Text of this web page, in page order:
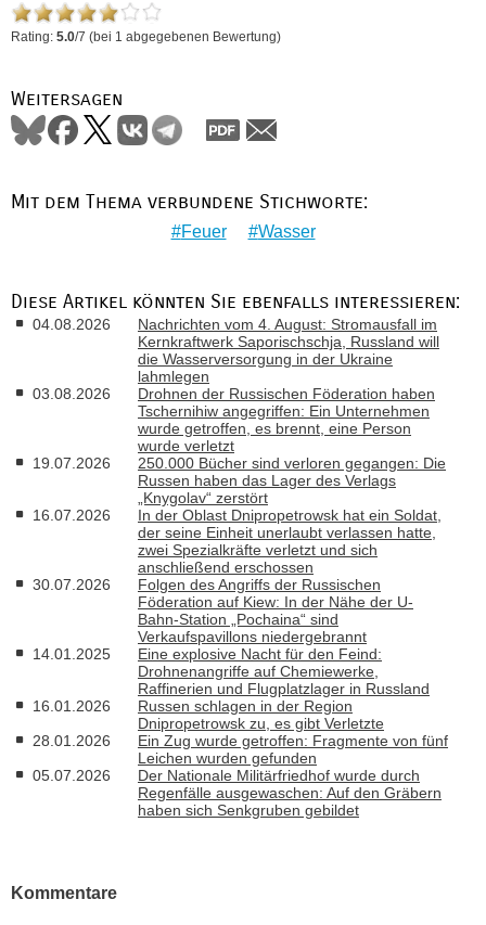
Rating: 5.0/7 (bei 1 abgegebenen Bewertung)
Weitersagen
Mit dem Thema verbundene Stichworte:
Feuer Wasser
Diese Artikel könnten Sie ebenfalls interessieren:
04.08.2026
Nachrichten vom 4. August: Stromausfall im
Kernkraftwerk Saporischschja, Russland will
die Wasserversorgung in der Ukraine
lahmlegen
03.08.2026
Drohnen der Russischen Föderation haben
Tschernihiw angegriffen: Ein Unternehmen
wurde getroffen, es brennt, eine Person
wurde verletzt
19.07.2026
250.000 Bücher sind verloren gegangen: Die
Russen haben das Lager des Verlags
„Knygolav“ zerstört
16.07.2026
In der Oblast Dnipropetrowsk hat ein Soldat,
der seine Einheit unerlaubt verlassen hatte,
zwei Spezialkräfte verletzt und sich
anschließend erschossen
30.07.2026
Folgen des Angriffs der Russischen
Föderation auf Kiew: In der Nähe der U-
Bahn-Station „Pochaina“ sind
Verkaufspavillons niedergebrannt
14.01.2025
Eine explosive Nacht für den Feind:
Drohnenangriffe auf Chemiewerke,
Raffinerien und Flugplatzlager in Russland
16.01.2026
Russen schlagen in der Region
Dnipropetrowsk zu, es gibt Verletzte
28.01.2026
Ein Zug wurde getroffen: Fragmente von fünf
Leichen wurden gefunden
05.07.2026
Der Nationale Militärfriedhof wurde durch
Regenfälle ausgewaschen: Auf den Gräbern
haben sich Senkgruben gebildet
Kommentare